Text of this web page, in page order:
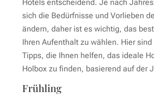
Hotels entscheidend. Je nach
sich die Bedürfnisse und Vorlieben
ändern, daher ist es wichtig, das
Ihren Aufenthalt zu wählen. Hier sind
Tipps, die Ihnen helfen, das ideale
Holbox zu finden, basierend auf der
Frühling